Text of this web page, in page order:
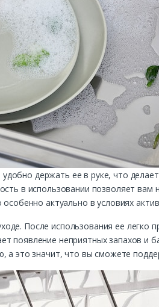
держать ее в руке, что
в использовании позволяет
актуально в условиях
После использования ее легко
появление неприятных запахов
а это значит, что вы сможете